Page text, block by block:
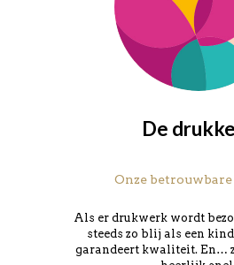
De
Onze
Als er drukwerk wordt
steeds zo blij als een
garandeert kwaliteit. En…